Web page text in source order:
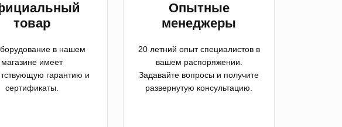
товар
в нашем
магазине имеет
гарантию и
сертификаты.
Опытные
менеджеры
20 летний опыт специалистов в
вашем распоряжении.
Задавайте вопросы и получите
развернутую консультацию.